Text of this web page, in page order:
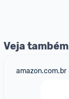
Veja também
amazon.com.br